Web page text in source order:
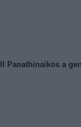
Il Panathinaikos a